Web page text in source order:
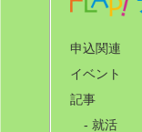
申込関連
イベント
記事
- 就活